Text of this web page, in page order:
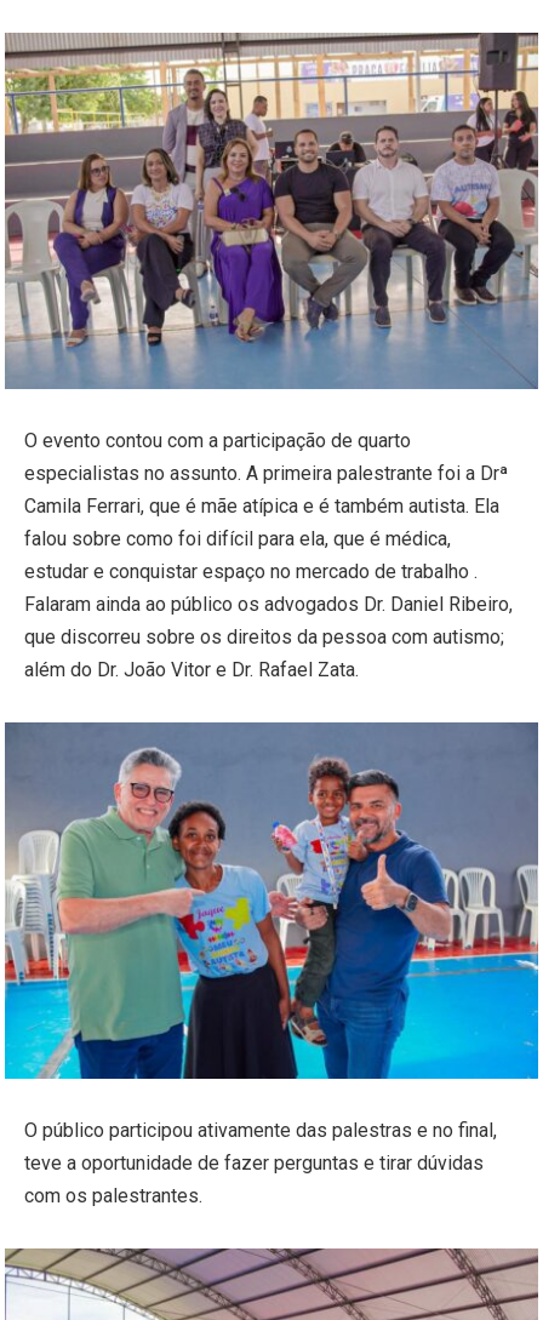
O evento contou com a participação de quarto
especialistas no assunto. A primeira palestrante foi a Drª
Camila Ferrari, que é mãe atípica e é também autista. Ela
falou sobre como foi difícil para ela, que é médica,
estudar e conquistar espaço no mercado de trabalho .
Falaram ainda ao público os advogados Dr. Daniel Ribeiro,
que discorreu sobre os direitos da pessoa com autismo;
além do Dr. João Vitor e Dr. Rafael Zata.
O público participou ativamente das palestras e no final,
teve a oportunidade de fazer perguntas e tirar dúvidas
com os palestrantes.